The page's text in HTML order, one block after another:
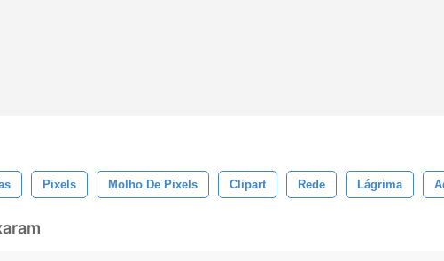
Pixels Molho De Pixels Clipart Rede Lágrima